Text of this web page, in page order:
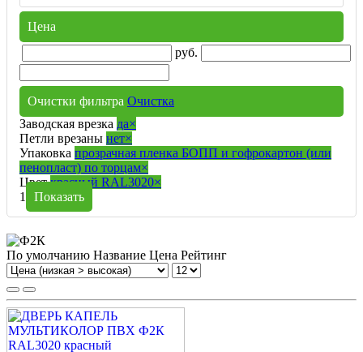
Цена
руб.
Очистки фильтра Очистка
Заводская врезка да×
Петли врезаны нет×
Упаковка прозрачная пленка БОПП и гофрокартон (или
пенопласт) по торцам×
Цвет красный RAL3020×
1
Показать
По умолчанию Название Цена Рейтинг